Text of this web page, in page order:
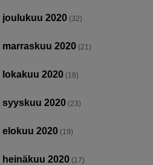
joulukuu 2020 (32)
marraskuu 2020 (21)
lokakuu 2020 (18)
syyskuu 2020 (23)
elokuu 2020 (19)
heinäkuu 2020 (17)